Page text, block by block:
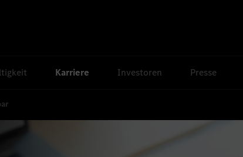
Karriere Investoren Presse